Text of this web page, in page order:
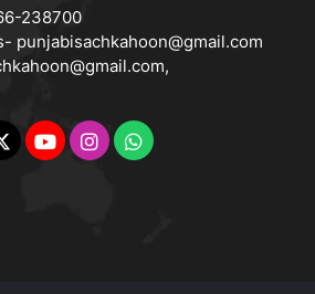
238700
punjabisachkahoon@gmail.com
,